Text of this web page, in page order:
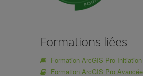
Formations liées
Formation ArcGIS Pro Initiation
Formation ArcGIS Pro Avancée